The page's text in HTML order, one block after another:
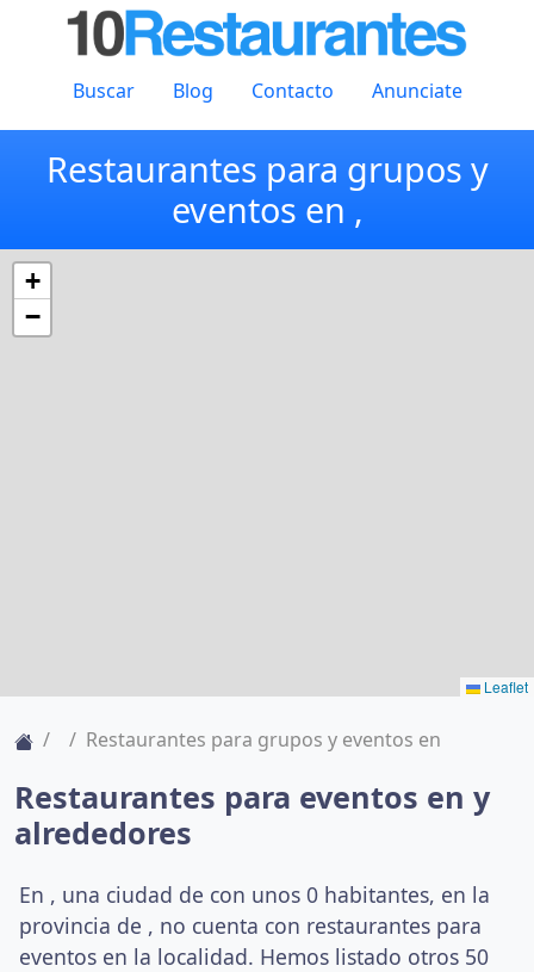
Buscar Blog Contacto Anunciate
Restaurantes para grupos y
eventos en ,
+
−
Leaflet
Restaurantes para grupos y eventos en
Restaurantes para eventos en y
alrededores
En , una ciudad de con unos 0 habitantes, en la
provincia de , no cuenta con restaurantes para
eventos en la localidad. Hemos listado otros 50